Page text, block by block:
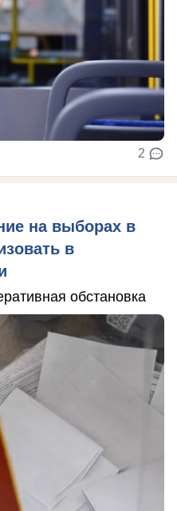
2
на выборах в
в
обстановка